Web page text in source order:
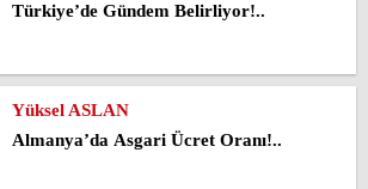
Türkiye’de Gündem Belirliyor!..
Yüksel ASLAN
Almanya’da Asgari Ücret Oranı!..